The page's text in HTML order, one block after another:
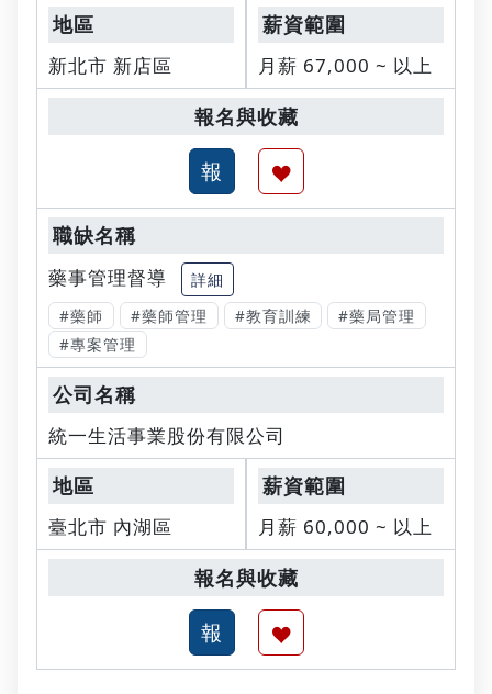
新北市 新店區 月薪 67,000 ~ 以上
藥事管理督導
詳細
#藥師
#藥師管理 #教育訓練
#藥局管理
#專案管理
統一生活事業股份有限公司
臺北市 內湖區 月薪 60,000 ~ 以上